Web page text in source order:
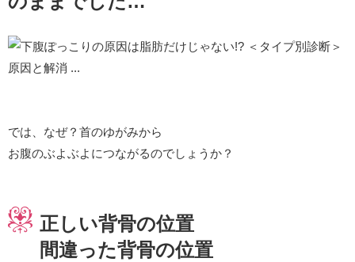
では、なぜ？首のゆがみから
お腹のぶよぶよにつながるのでしょうか？
正しい背骨の位置
間違った背骨の位置